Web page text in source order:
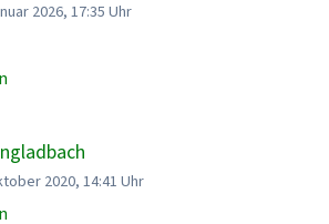
2026, 17:35 Uhr
2020, 14:41 Uhr